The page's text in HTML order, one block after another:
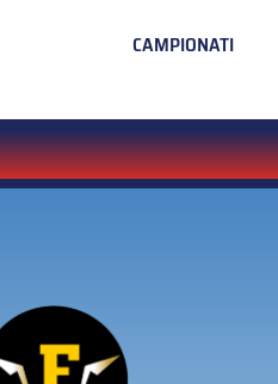
CAMPIONATI